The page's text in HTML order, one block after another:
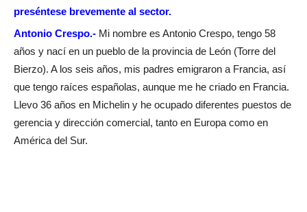
preséntese brevemente al sector.
Antonio Crespo.- Mi nombre es Antonio Crespo, tengo 58
años y nací en un pueblo de la provincia de León (Torre del
Bierzo). A los seis años, mis padres emigraron a Francia, así
que tengo raíces españolas, aunque me he criado en Francia.
Llevo 36 años en Michelin y he ocupado diferentes puestos de
gerencia y dirección comercial, tanto en Europa como en
América del Sur.